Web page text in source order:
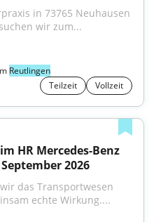
in 73765 Neuhausen
wir zum...
Reutlingen
Teilzeit
Vollzeit
HR Mercedes-Benz
2026
das Transportwesen
echte Wirkung....